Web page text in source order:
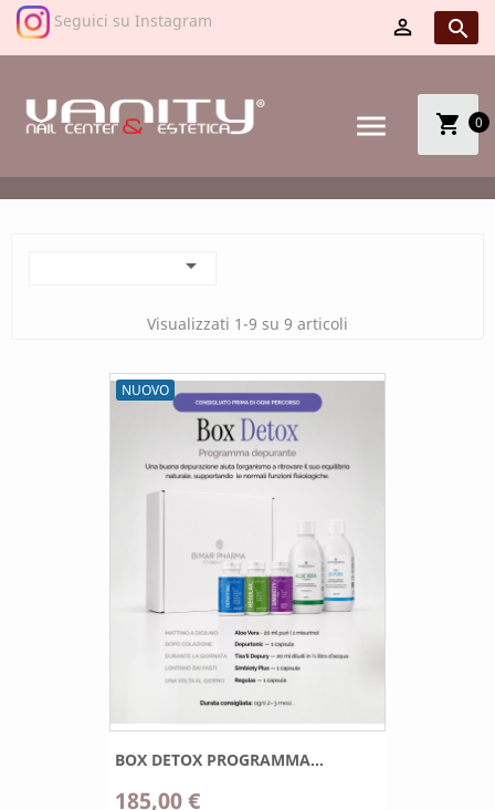
Seguici su Instagram  
shopping_cart 0
menu

Visualizzati 1-9 su 9 articoli
NUOVO
BOX DETOX PROGRAMMA...
185,00 €